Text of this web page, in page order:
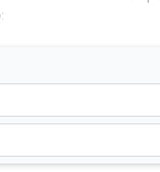
sẽ tự ngắt để nghỉ ngơi
hạn chế han gỉ máy móc